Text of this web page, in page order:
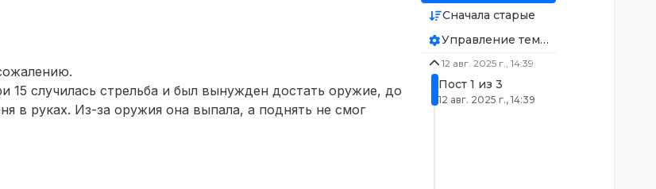
15 случилась стрельба и был вынужден достать оружие, до
в руках. Из-за оружия она выпала, а поднять не смог
Сначала старые
Управление темой
12 авг. 2025 г., 14:39
Пост 1 из 3
12 авг. 2025 г., 14:39